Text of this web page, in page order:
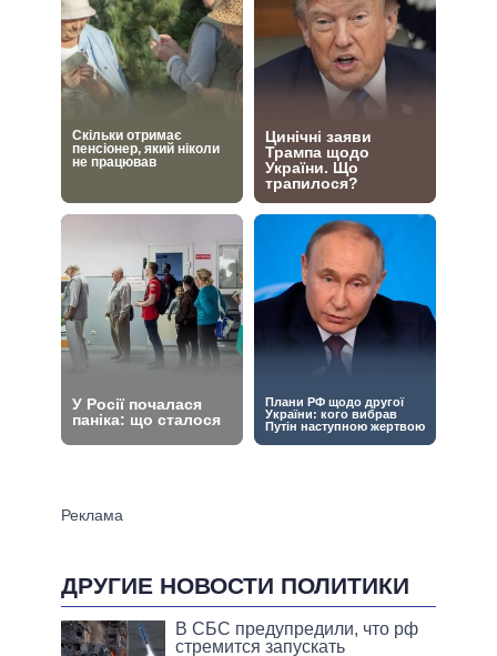
ДРУГИЕ НОВОСТИ ПОЛИТИКИ
В СБС предупредили, что рф
стремится запускать